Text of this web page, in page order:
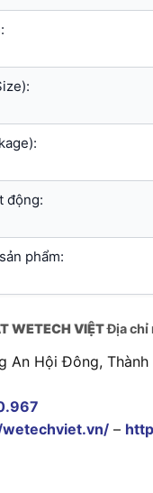
động:
phẩm:
WETECH VIỆTĐịa chỉ
An Hội Đông,
–